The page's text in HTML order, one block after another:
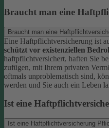
Braucht man eine
Braucht man eine
Eine Haftpflichtversicherung ist
schützt vor existenziellen
haftpflichtversichert, haften Sie
zufügen, mit Ihrem privaten
oftmals unproblematisch sind,
werden und Sie auch ein Leben
Ist eine
Ist eine Haftpflichtversicherung